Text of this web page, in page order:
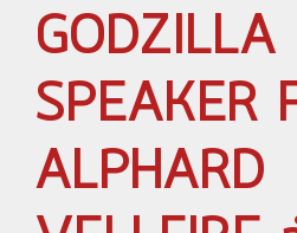
GODZILLA
SPEAKER
ALPHARD